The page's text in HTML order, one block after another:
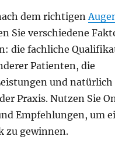
dem richtigen
Sie verschiedene
die fachliche
Patienten, die
und natürlich
Praxis. Nutzen Sie
Empfehlungen, um
zu gewinnen.